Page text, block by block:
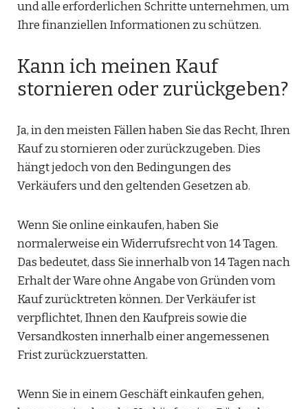
und alle erforderlichen Schritte unternehmen, um
Ihre finanziellen Informationen zu schützen.
Kann ich meinen Kauf
stornieren oder zurückgeben?
Ja, in den meisten Fällen haben Sie das Recht, Ihren
Kauf zu stornieren oder zurückzugeben. Dies
hängt jedoch von den Bedingungen des
Verkäufers und den geltenden Gesetzen ab.
Wenn Sie online einkaufen, haben Sie
normalerweise ein Widerrufsrecht von 14 Tagen.
Das bedeutet, dass Sie innerhalb von 14 Tagen nach
Erhalt der Ware ohne Angabe von Gründen vom
Kauf zurücktreten können. Der Verkäufer ist
verpflichtet, Ihnen den Kaufpreis sowie die
Versandkosten innerhalb einer angemessenen
Frist zurückzuerstatten.
Wenn Sie in einem Geschäft einkaufen gehen,